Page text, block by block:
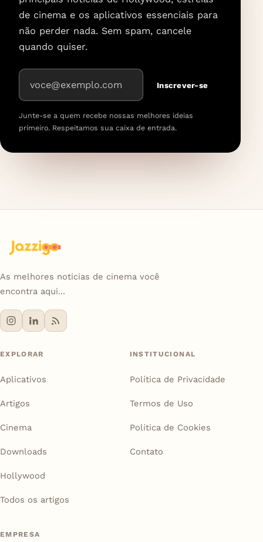
de cinema e os aplicativos essenciais para
não perder nada. Sem spam, cancele
quando quiser.
Endereço de e-mail
Inscrever-se
Junte-se a quem recebe nossas melhores ideias
primeiro. Respeitamos sua caixa de entrada.
As melhores noticias de cinema você
encontra aqui...
EXPLORAR
Aplicativos
Artigos
Cinema
Downloads
Hollywood
Todos os artigos
INSTITUCIONAL
Política de Privacidade
Termos de Uso
Política de Cookies
Contato
EMPRESA